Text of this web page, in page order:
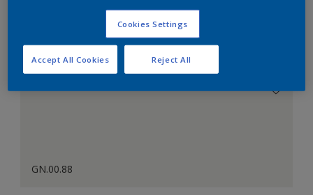
Le Blanc Parfait
GN.00.88
Cookies Settings
Reject All
Accept All Cookies